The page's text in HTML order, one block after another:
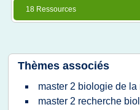
18 Ressources
Thèmes associés
master 2 biologie de la
master 2 recherche